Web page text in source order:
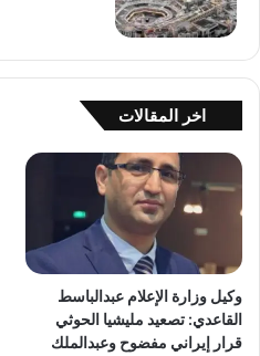
اخر المقالات
وكيل وزارة الإعلام عبدالباسط
القاعدي: تصعيد مليشيا الحوثي
قرار إيراني مفضوح وعبدالملك